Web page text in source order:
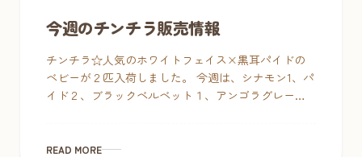
今週のチンチラ販売情報
チンチラ☆人気のホワイトフェイス×黒耳パイドの
ベビーが２匹入荷しました。 今週は、シナモン1、パ
イド２、ブラックベルベット１、アンゴラグレー１
READ MORE